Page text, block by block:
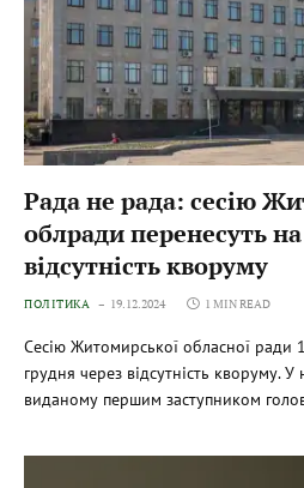
Рада не рада: сесію
облради перенесуть
відсутність кворуму
ПОЛІТИКА 19.12.2024 1 MIN READ
Сесію Житомирської обласної ради
грудня через відсутність кворуму.
виданому першим заступником